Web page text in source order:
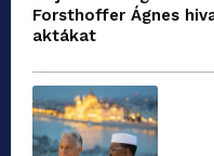
Forsthoffer Ágnes
aktákat